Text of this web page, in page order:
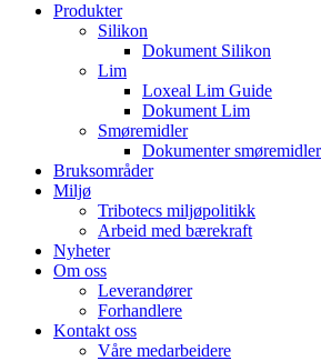
Produkter
Silikon
Dokument Silikon
Lim
Loxeal Lim Guide
Dokument Lim
Smøremidler
Dokumenter smøremidler
Bruksområder
Miljø
Tribotecs miljøpolitikk
Arbeid med bærekraft
Nyheter
Om oss
Leverandører
Forhandlere
Kontakt oss
Våre medarbeidere